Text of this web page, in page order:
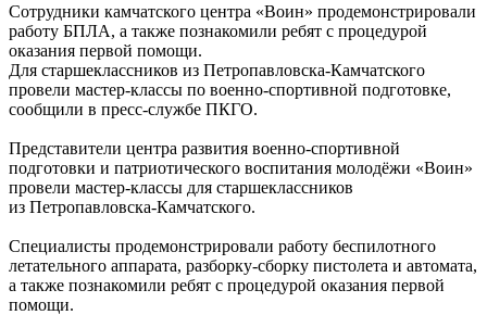
Сотрудники камчатского центра «Воин» продемонстрировали
работу БПЛА, а также познакомили ребят с процедурой
оказания первой помощи.
Для старшеклассников из Петропавловска-Камчатского
провели мастер-классы по военно-спортивной подготовке,
сообщили в пресс-службе ПКГО.
Представители центра развития военно-спортивной
подготовки и патриотического воспитания молодёжи «Воин»
провели мастер-классы для старшеклассников
из Петропавловска-Камчатского.
Специалисты продемонстрировали работу беспилотного
летательного аппарата, разборку-сборку пистолета и автомата,
а также познакомили ребят с процедурой оказания первой
помощи.